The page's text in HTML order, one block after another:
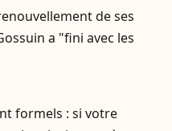
de ses
a "fini avec les
formels : si votre